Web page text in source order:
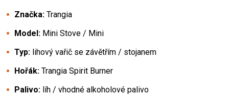
Značka: Trangia
Model: Mini Stove / Mini
Typ: lihový vařič se závětřím / stojanem
Hořák: Trangia Spirit Burner
Palivo: líh / vhodné alkoholové palivo